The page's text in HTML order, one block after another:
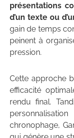
présentations
d’un texte ou
gain de temps
peinent à
pression.
Cette approche
efficacité
rendu final.
chronophage,